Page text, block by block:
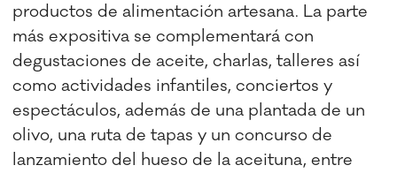
productos de alimentación artesana. La parte
más expositiva se complementará con
degustaciones de aceite, charlas, talleres así
como actividades infantiles, conciertos y
espectáculos, además de una plantada de un
olivo, una ruta de tapas y un concurso de
lanzamiento del hueso de la aceituna, entre